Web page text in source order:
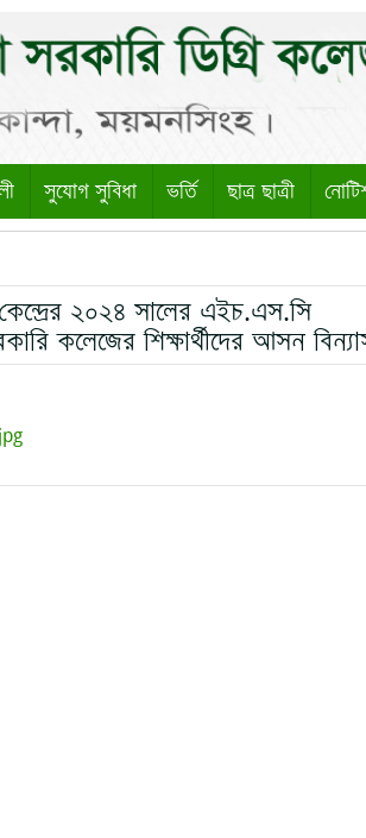
সুযোগ সুবিধা ভর্তি ছাত্র ছাত্রী
২০২৪ সালের এইচ.এস.সি
কলেজের শিক্ষার্থীদের আসন